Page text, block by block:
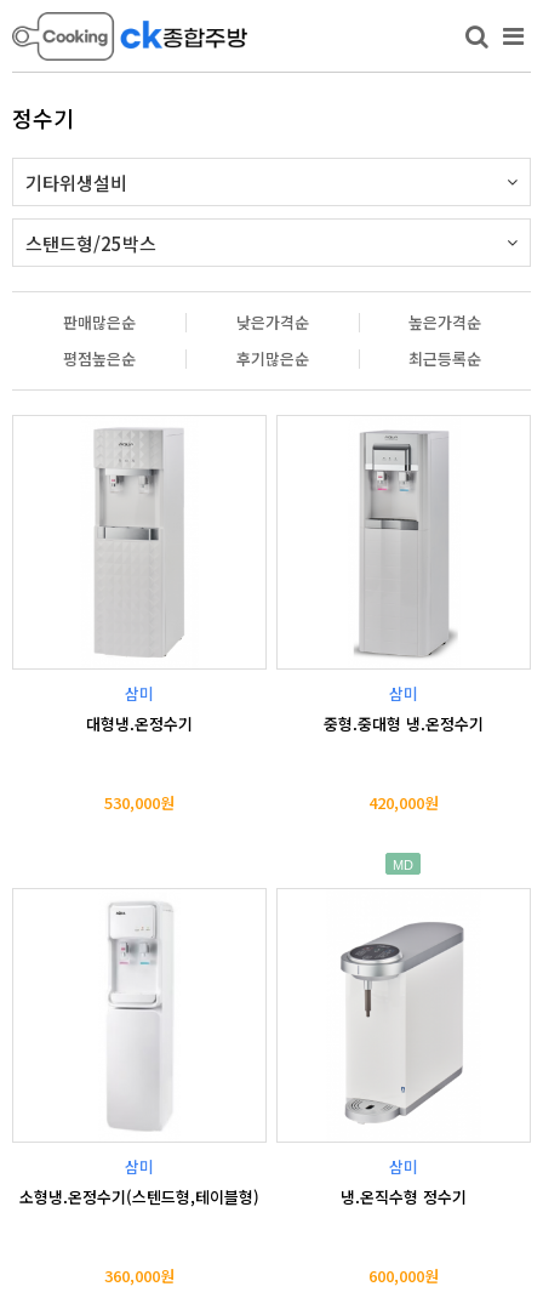
정수기
기타위생설비
스탠드형/25박스
판매많은순 낮은가격순
높은가격순
평점높은순
후기많은순 최근등록순
삼미
대형냉.온정수기
530,000원
삼미
중형.중대형 냉.온정수기
420,000원
MD
삼미
소형냉.온정수기(스텐드형,테이블형)
360,000원
삼미
냉.온직수형 정수기
600,000원